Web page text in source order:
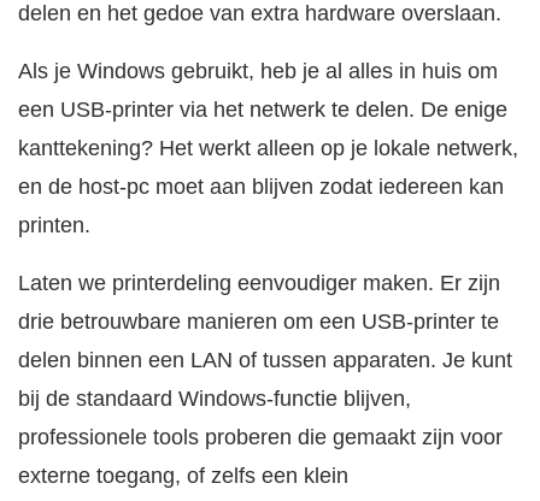
delen en het gedoe van extra hardware overslaan.
Als je Windows gebruikt, heb je al alles in huis om
een USB-printer via het netwerk te delen. De enige
kanttekening? Het werkt alleen op je lokale netwerk,
en de host-pc moet aan blijven zodat iedereen kan
printen.
Laten we printerdeling eenvoudiger maken. Er zijn
drie betrouwbare manieren om een USB-printer te
delen binnen een LAN of tussen apparaten. Je kunt
bij de standaard Windows-functie blijven,
professionele tools proberen die gemaakt zijn voor
externe toegang, of zelfs een klein